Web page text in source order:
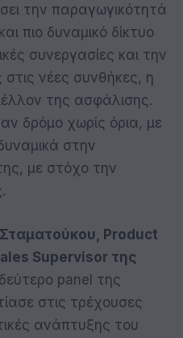
την παραγωγικότητά
πιο δυναμικό δίκτυο
συνεργασίες και την
νέες συνθήκες, η
της ασφάλισης.
δρόμο χωρίς όρια, με
στην
με στόχο την
Product
Supervisor της
panel της
στις τρέχουσες
ανάπτυξης του